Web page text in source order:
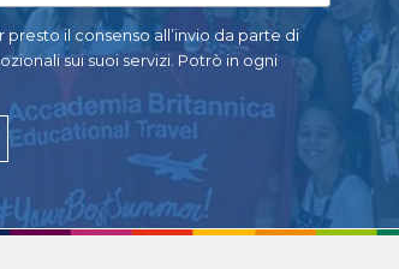
il consenso all’invio da parte di
sui suoi servizi. Potrò in ogni